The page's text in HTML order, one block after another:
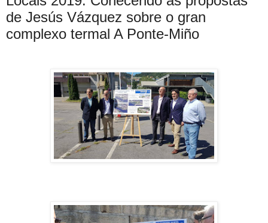
de Jesús Vázquez sobre o gran
complexo termal A Ponte-Miño